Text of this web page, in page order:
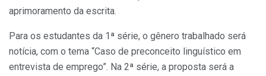
aprimoramento da escrita.
Para os estudantes da 1ª série, o gênero trabalhado será
notícia, com o tema “Caso de preconceito linguístico em
entrevista de emprego”. Na 2ª série, a proposta será a